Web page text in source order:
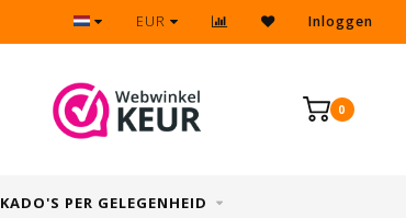
Eenvoudig & snel retourneren
EUR Inloggen
0
KADO'S PER GELEGENHEID